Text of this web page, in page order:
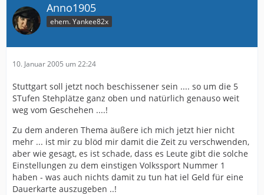
Anno1905
ehem. Yankee82x
10. Januar 2005 um 22:24
Stuttgart soll jetzt noch beschissener sein .... so um die 5
STufen Stehplätze ganz oben und natürlich genauso weit
weg vom Geschehen ....!
Zu dem anderen Thema äußere ich mich jetzt hier nicht
mehr ... ist mir zu blöd mir damit die Zeit zu verschwenden,
aber wie gesagt, es ist schade, dass es Leute gibt die solche
Einstellungen zu dem einstigen Volkssport Nummer 1
haben - was auch nichts damit zu tun hat iel Geld für eine
Dauerkarte auszugeben ..!